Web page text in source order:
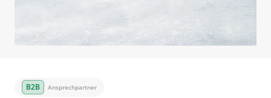
Ansprechpartner